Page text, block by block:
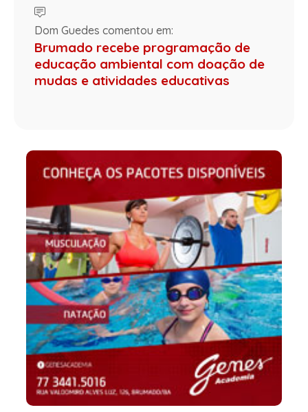
Dom Guedes comentou em:
Brumado recebe programação de
educação ambiental com doação de
mudas e atividades educativas